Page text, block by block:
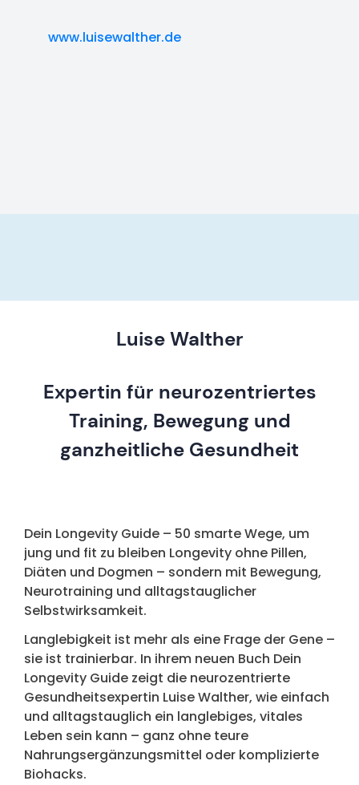
www.luisewalther.de
Luise Walther
Expertin für neurozentriertes
Training, Bewegung und
ganzheitliche Gesundheit
Dein Longevity Guide – 50 smarte Wege, um
jung und fit zu bleiben Longevity ohne Pillen,
Diäten und Dogmen – sondern mit Bewegung,
Neurotraining und alltagstauglicher
Selbstwirksamkeit.
Langlebigkeit ist mehr als eine Frage der Gene –
sie ist trainierbar. In ihrem neuen Buch Dein
Longevity Guide zeigt die neurozentrierte
Gesundheitsexpertin Luise Walther, wie einfach
und alltagstauglich ein langlebiges, vitales
Leben sein kann – ganz ohne teure
Nahrungsergänzungsmittel oder komplizierte
Biohacks.